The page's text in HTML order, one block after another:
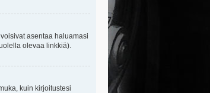
asentaa haluamasi
olevaa linkkiä).
kuin kirjoitustesi